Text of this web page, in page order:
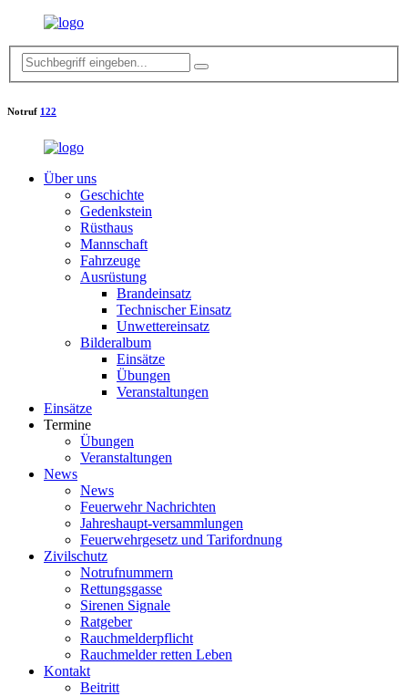
Notruf 122
Über uns
Geschichte
Gedenkstein
Rüsthaus
Mannschaft
Fahrzeuge
Ausrüstung
Brandeinsatz
Technischer Einsatz
Unwettereinsatz
Bilderalbum
Einsätze
Übungen
Veranstaltungen
Einsätze
Termine
Übungen
Veranstaltungen
News
News
Feuerwehr Nachrichten
Jahreshaupt-versammlungen
Feuerwehrgesetz und Tarifordnung
Zivilschutz
Notrufnummern
Rettungsgasse
Sirenen Signale
Ratgeber
Rauchmelderpflicht
Rauchmelder retten Leben
Kontakt
Beitritt